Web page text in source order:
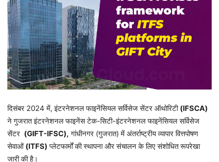
दिसंबर 2024 में, इंटरनेशनल फाइनेंसियल सर्विसेज सेंटर ऑथोरिटी (IFSCA)
ने गुजरात इंटरनेशनल फाइनेंस टेक-सिटी-इंटरनेशनल फाइनेंसियल सर्विसेज
सेंटर (GIFT-IFSC), गांधीनगर (गुजरात) में अंतर्राष्ट्रीय व्यापार वित्तपोषण
सेवाओं (ITFS) प्लेटफार्मों की स्थापना और संचालन के लिए संशोधित रूपरेखा
जारी की है।